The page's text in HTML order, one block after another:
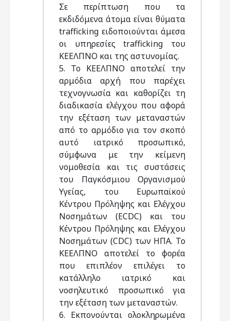
Σε περίπτωση που τα
εκδιδόμενα άτομα είναι θύματα
trafficking ειδοποιούνται άμεσα
οι υπηρεσίες trafficking του
ΚΕΕΛΠΝΟ και της αστυνομίας.
5. Το ΚΕΕΛΠΝΟ αποτελεί την
αρμόδια αρχή που παρέχει
τεχνογνωσία και καθορίζει τη
διαδικασία ελέγχου που αφορά
την εξέταση των μεταναστών
από το αρμόδιο για τον σκοπό
αυτό ιατρικό προσωπικό,
σύμφωνα με την κείμενη
νομοθεσία και τις συστάσεις
του Παγκόσμιου Οργανισμού
Υγείας, του Ευρωπαϊκού
Κέντρου Πρόληψης και Ελέγχου
Νοσημάτων (ECDC) και του
Κέντρου Πρόληψης και Ελέγχου
Νοσημάτων (CDC) των ΗΠΑ. Το
ΚΕΕΛΠΝΟ αποτελεί το φορέα
που επιπλέον επιλέγει το
κατάλληλο ιατρικό και
νοσηλευτικό προσωπικό για
την εξέταση των μεταναστών.
6. Εκπονούνται ολοκληρωμένα